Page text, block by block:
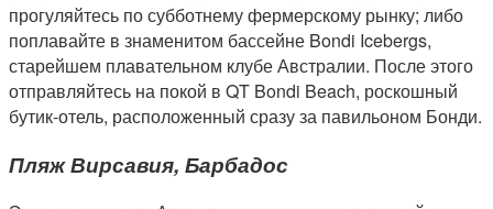
прогуляйтесь по субботнему фермерскому рынку; либо
поплавайте в знаменитом бассейне Bondi Icebergs,
старейшем плавательном клубе Австралии. После этого
отправляйтесь на покой в QT Bondi Beach, роскошный
бутик-отель, расположенный сразу за павильоном Бонди.
Пляж Вирсавия, Барбадос